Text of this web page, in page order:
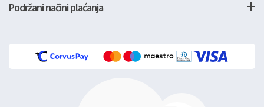
Podržani načini plaćanja